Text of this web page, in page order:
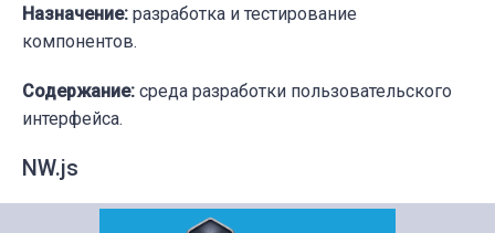
Назначение: разработка и тестирование
компонентов.
Содержание: среда разработки пользовательского
интерфейса.
NW.js